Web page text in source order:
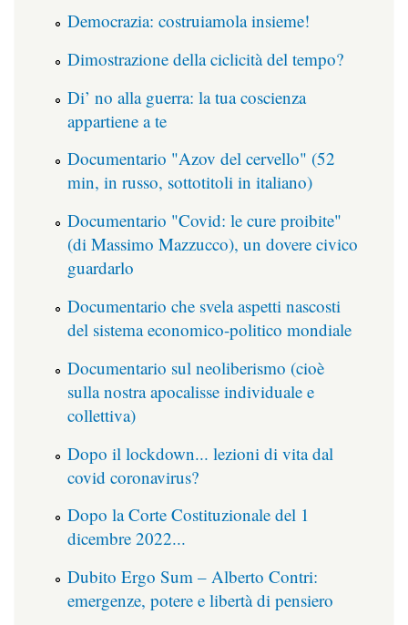
Democrazia: costruiamola insieme!
Dimostrazione della ciclicità del tempo?
Di’ no alla guerra: la tua coscienza
appartiene a te
Documentario "Azov del cervello" (52
min, in russo, sottotitoli in italiano)
Documentario "Covid: le cure proibite"
(di Massimo Mazzucco), un dovere civico
guardarlo
Documentario che svela aspetti nascosti
del sistema economico-politico mondiale
Documentario sul neoliberismo (cioè
sulla nostra apocalisse individuale e
collettiva)
Dopo il lockdown... lezioni di vita dal
covid coronavirus?
Dopo la Corte Costituzionale del 1
dicembre 2022...
Dubito Ergo Sum – Alberto Contri:
emergenze, potere e libertà di pensiero